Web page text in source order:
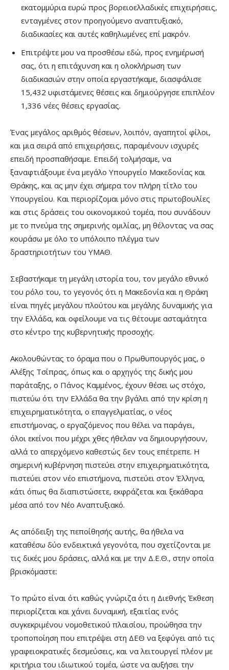
εκατομμύρια ευρώ προς βορειοελλαδικές επιχειρήσεις,
ενταγμένες στον προηγούμενο αναπτυξιακό,
διαδικασίες και αυτές καθηλωμένες επί μακρόν.
Επιτρέψτε μου να προσθέσω εδώ, προς ενημέρωσή
σας, ότι η επιτάχυνση και η ολοκλήρωση των
διαδικασιών στην οποία εργαστήκαμε, διασφάλισε
15,432 υφιστάμενες θέσεις και δημιούργησε επιπλέον
1,336 νέες θέσεις εργασίας.
Ένας μεγάλος αριθμός θέσεων, λοιπόν, αγαπητοί φίλοι,
και μια σειρά από επιχειρήσεις, παραμένουν ισχυρές
επειδή προσπαθήσαμε. Επειδή τολμήσαμε, να
ξαναφτιάξουμε ένα μεγάλο Υπουργείο Μακεδονίας και
Θράκης, και ας μην έχει σήμερα τον πλήρη τίτλο του
Υπουργείου. Και περιορίζομαι μόνο στις πρωτοβουλίες
και στις δράσεις του οικονομικού τομέα, που συνάδουν
με το πνεύμα της σημερινής ομιλίας, μη θέλοντας να σας
κουράσω με όλο το υπόλοιπο πλέγμα των
δραστηριοτήτων του ΥΜΑΘ.
Σεβαστήκαμε τη μεγάλη ιστορία του, τον μεγάλο εθνικό
του ρόλο του, το γεγονός ότι η Μακεδονία και η Θράκη
είναι πηγές μεγάλου πλούτου και μεγάλης δυναμικής για
την Ελλάδα, και οφείλουμε να τις θέτουμε ασταμάτητα
στο κέντρο της κυβερνητικής προσοχής.
Ακολουθώντας το όραμα που ο Πρωθυπουργός μας, ο
Αλέξης Τσίπρας, όπως και ο αρχηγός της δικής μου
παράταξης, ο Πάνος Καμμένος, έχουν θέσει ως στόχο,
πιστεύω ότι την Ελλάδα θα την βγάλει από την κρίση η
επιχειρηματικότητα, ο επαγγελματίας, ο νέος
επιστήμονας, ο εργαζόμενος που θέλει να παράγει,
όλοι εκείνοι που μέχρι χθες ήθελαν να δημιουργήσουν,
αλλά το απερχόμενο καθεστώς δεν τους επέτρεπε. Η
σημερινή κυβέρνηση πιστεύει στην επιχειρηματικότητα,
πιστεύει στον νέο επιστήμονα, πιστεύει στον Έλληνα,
κάτι όπως θα διαπιστώσετε, εκφράζεται και ξεκάθαρα
μέσα από τον Νέο Αναπτυξιακό.
Ας απόδειξη της πεποίθησής αυτής, θα ήθελα να
καταθέσω δύο ενδεικτικά γεγονότα, που σχετίζονται με
τις δικές μου δράσεις, αλλά και με την Δ.Ε.Θ., στην οποία
βρισκόμαστε:
Το πρώτο είναι ότι καθώς γνώριζα ότι η Διεθνής Έκθεση
περιορίζεται και χάνει δυναμική, εξαιτίας ενός
συγκεκριμένου νομοθετικού πλαισίου, προώθησα την
τροποποίηση που επιτρέψει στη ΔΕΘ να ξεφύγει από τις
γραφειοκρατικές δεσμεύσεις, και να λειτουργεί πλέον με
κριτήρια του ιδιωτικού τομέα, ώστε να αυξήσει την